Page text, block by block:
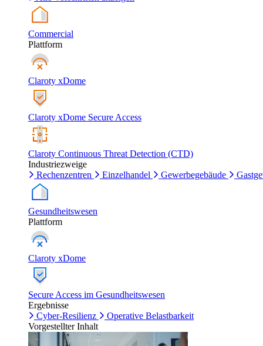
Commercial
Plattform
Claroty xDome
Claroty xDome Secure Access
Claroty Continuous Threat Detection (CTD)
Industriezweige
Rechenzentren
Einzelhandel Gewerbegebäude
Gesundheitswesen
Plattform
Claroty xDome
Secure Access im Gesundheitswesen
Ergebnisse
Cyber-Resilienz
Operative Belastbarkeit
Vorgestellter Inhalt